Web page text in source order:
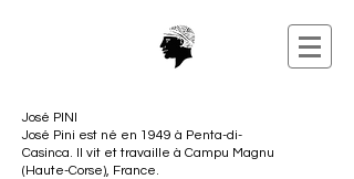
José PINI
José Pini est né en 1949 à Penta-di-
Casinca. Il vit et travaille à Campu Magnu
(Haute-Corse), France.